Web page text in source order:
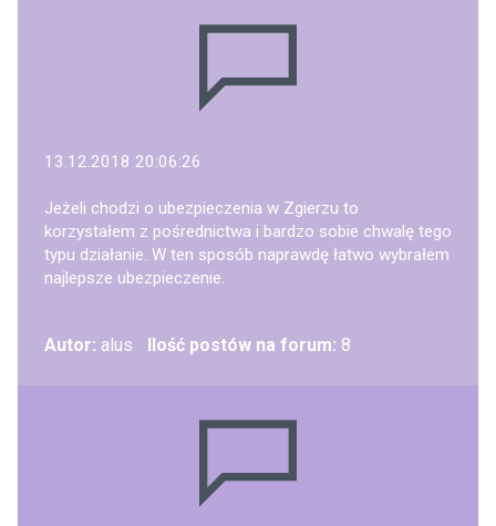
13.12.2018 20:06:26
Jeżeli chodzi o ubezpieczenia w Zgierzu to
korzystałem z pośrednictwa i bardzo sobie chwalę tego
typu działanie. W ten sposób naprawdę łatwo wybrałem
najlepsze ubezpieczenie.
Autor: alus Ilość postów na forum: 8